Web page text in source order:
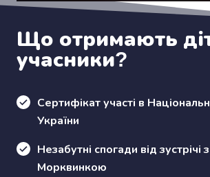
Що отримають
учасники?
Сертифікат участі в
України
Незабутні спогади від зустрічі
Морквинкою